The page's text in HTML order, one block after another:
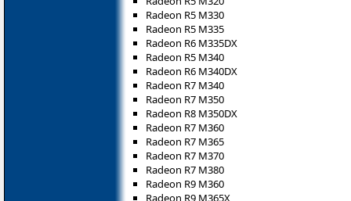
Radeon R5 M330
Radeon R5 M335
Radeon R6 M335DX
Radeon R5 M340
Radeon R6 M340DX
Radeon R7 M340
Radeon R7 M350
Radeon R8 M350DX
Radeon R7 M360
Radeon R7 M365
Radeon R7 M370
Radeon R7 M380
Radeon R9 M360
Radeon R9 M365X